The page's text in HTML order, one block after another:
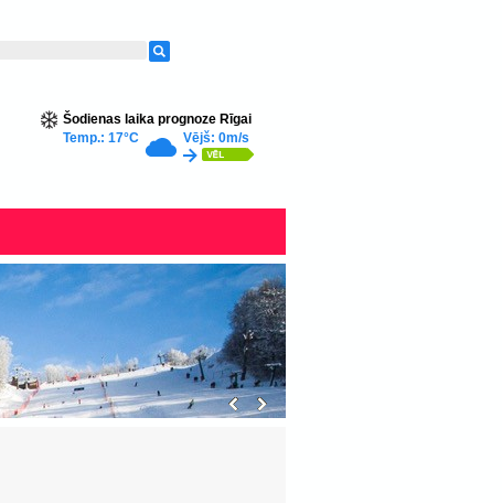
Šodienas laika prognoze Rīgai
Temp.: 17°C
Vējš: 0m/s